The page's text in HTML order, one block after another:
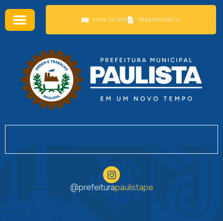
MAPA DO SITE TRANSPARÊNCIA
@prefeiturapaulistape